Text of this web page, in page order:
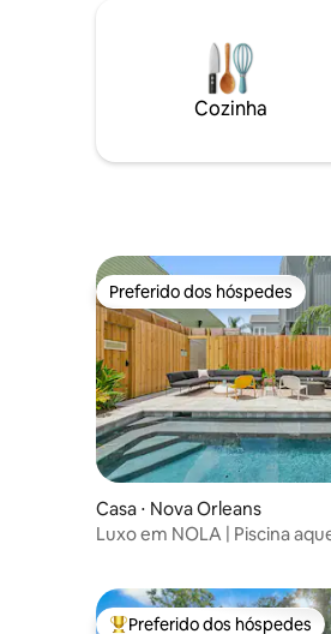
relaxar no ambiente
About That Gumbo". Cabo básico,
Showtime e canais de
Cozinha
Preferido dos hóspedes
Preferido dos hóspedes
Casa ⋅ Nova Orleans
Luxo em NOLA | Piscina
Preferido dos hóspedes